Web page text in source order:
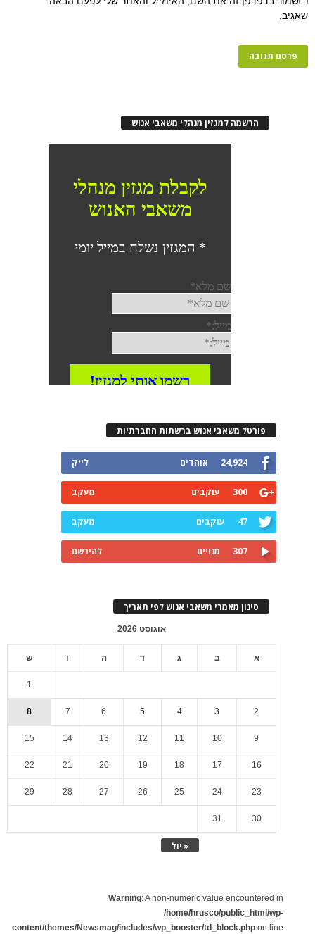
שאגיב.
הרשמה למגזין מנהלי משאבי אנוש
פורטל משאבי אנוש ברשתות החברתיות
24,924 אוהדים לייק
300 עוקבים מעקב
47 עוקבים מעקב
307 מנויים להירשם
סינון מאמרי משאבי אנוש לפי תאריך
אוגוסט 2026
א ב ג ד ה ו ש
« יול
1
2
3
4
5
6
7
8
9
10
11
12
13
14
15
16
17
18
19
20
21
22
23
24
25
26
27
28
29
30
31
Warning: A non-numeric value encountered in
/home/hrusco/public_html/wp-
content/themes/Newsmag/includes/wp_booster/td_block.php on line